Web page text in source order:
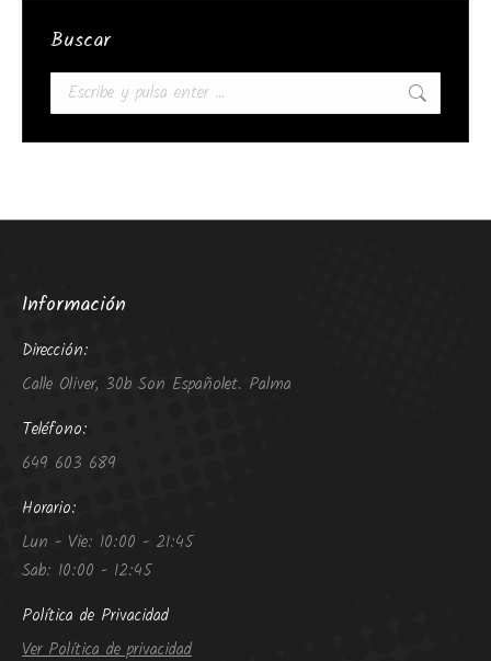
Buscar
Buscar:
Información
Dirección:
Calle Oliver, 30b Son Españolet. Palma
Teléfono:
649 603 689
Horario:
Lun - Vie: 10:00 - 21:45
Sab: 10:00 - 12:45
Política de Privacidad
Ver Política de privacidad